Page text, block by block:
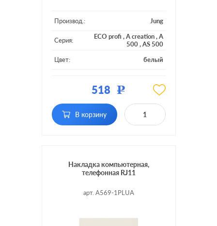
Производ.: Jung
Серия: ECO profi ,A creation,A
500,AS 500
Цвет:
белый
разъема:
RJ11, RJ12, RJ45 Cat.3
(ISDN), RJ45 Cat.5e (UTP)
518 Р
В корзину
Накладка компьютерная,
телефонная RJ11
арт. A569-1PLUA